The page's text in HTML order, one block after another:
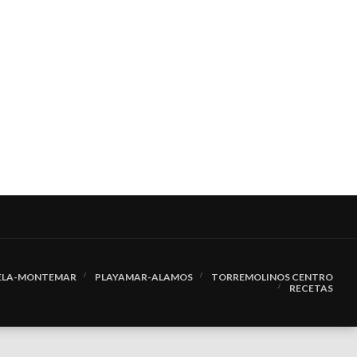
MONTEMAR PLAYAMAR-ALAMOS
TORREMOLINOS CENTRO
RECETAS